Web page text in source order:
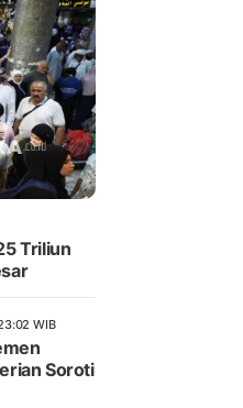
Triliun
WIB
Soroti